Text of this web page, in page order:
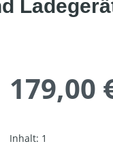
179,00
Inhalt: 1